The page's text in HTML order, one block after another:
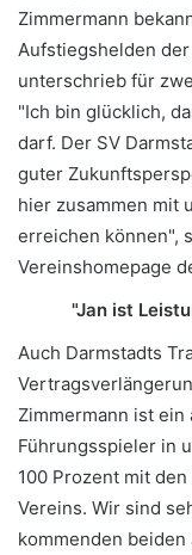
Zimmermann
Aufstiegshelden
unterschrieb für
"Ich bin glücklich,
darf. Der SV
guter
hier zusammen mit
erreichen können",
Vereinshomepage
"Jan ist
Auch Darmstadts
Zimmermann ist
Führungsspieler in
100 Prozent mit
Vereins. Wir sind
kommenden